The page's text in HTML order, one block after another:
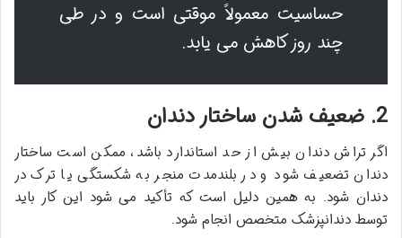
حساسیت معمولاً موقتی است و در طی
چند روز کاهش می یابد.
2. ضعیف شدن ساختار دندان
اگر تراش دندان بیش از حد استاندارد باشد، ممکن است ساختار
دندان تضعیف شود و در بلندمدت منجر به شکستگی یا ترک در
دندان شود. به همین دلیل است که تأکید می شود این کار باید
توسط دندانپزشک متخصص انجام شود.